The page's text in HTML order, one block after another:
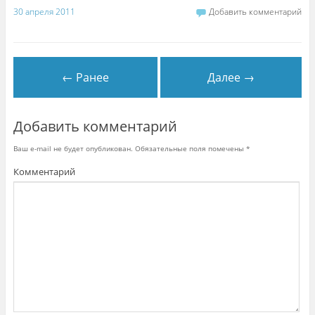
н
30 апреля 2011 Добавить комментарий
← Ранее Далее →
Добавить комментарий
Ваш e-mail не будет опубликован. Обязательные поля помечены *
Комментарий